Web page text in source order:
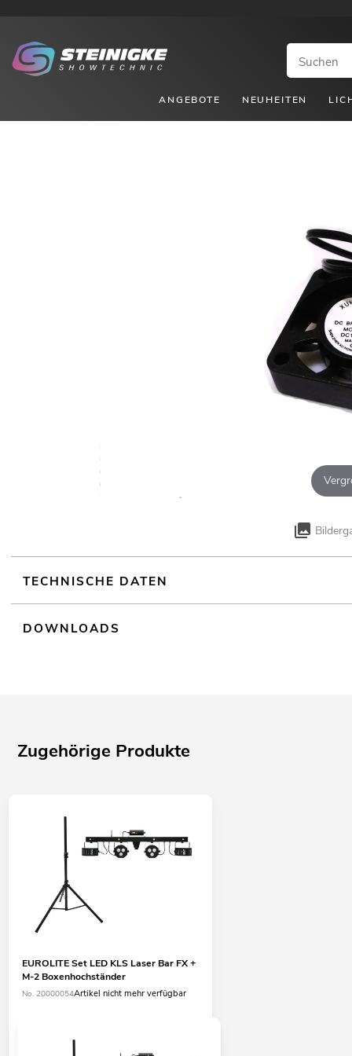
ANGEBOTE NEUHEITEN
TECHNISCHE DATEN
DOWNLOADS
Zugehörige Produkte
EUROLITE Set LED KLS Laser Bar FX +
M-2 Boxenhochständer
No. 20000054Artikel nicht mehr verfügbar